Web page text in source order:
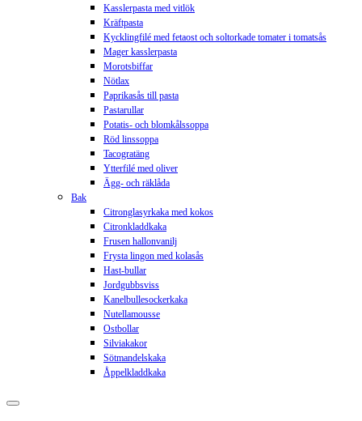
Kasslerpasta med vitlök
Kräftpasta
Kycklingfilé med fetaost och soltorkade tomater i tomatsås
Mager kasslerpasta
Morotsbiffar
Nötlax
Paprikasås till pasta
Pastarullar
Potatis- och blomkålssoppa
Röd linssoppa
Tacogratäng
Ytterfilé med oliver
Ägg- och räklåda
Bak
Citronglasyrkaka med kokos
Citronkladdkaka
Frusen hallonvanilj
Frysta lingon med kolasås
Hast-bullar
Jordgubbsviss
Kanelbullesockerkaka
Nutellamousse
Ostbollar
Silviakakor
Sötmandelskaka
Åppelkladdkaka